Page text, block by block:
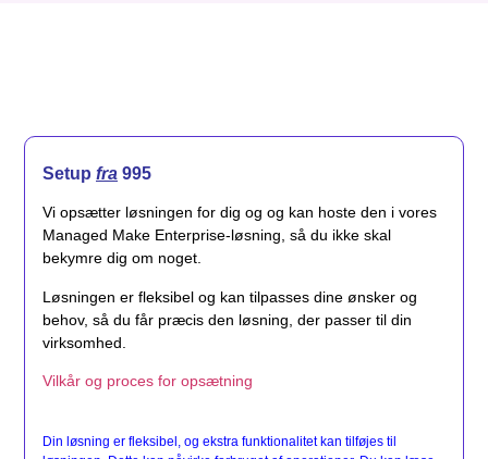
Setup fra 995
Vi opsætter løsningen for dig og og kan hoste den i vores
Managed Make Enterprise-løsning, så du ikke skal
bekymre dig om noget.
Løsningen er fleksibel og kan tilpasses dine ønsker og
behov, så du får præcis den løsning, der passer til din
virksomhed.
Vilkår og proces for opsætning
Din løsning er fleksibel, og ekstra funktionalitet kan tilføjes til